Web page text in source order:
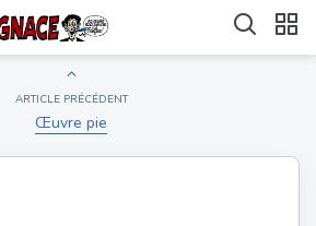
ARTICLE PRÉCÉDENT
Œuvre pie